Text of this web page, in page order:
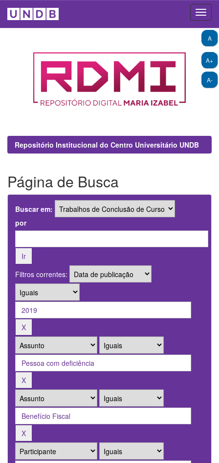
A+
A-
A
Repositório Institucional do Centro Universitário UNDB
Página de Busca
Buscar em:
por
Filtros correntes: